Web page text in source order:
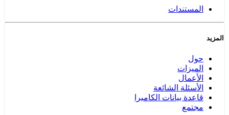
المستندات
المزيد
حول
الميزات
الأعمال
الأسئلة الشائعة
قاعدة بيانات الكاميرا
مجتمع